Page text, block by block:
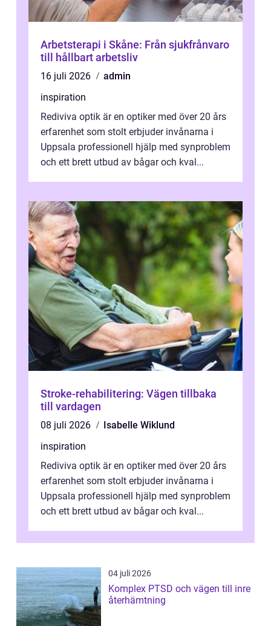
Arbetsterapi i Skåne: Från sjukfrånvaro
till hållbart arbetsliv
16 juli 2026
admin
inspiration
Rediviva optik är en optiker med över 20 års
erfarenhet som stolt erbjuder invånarna i
Uppsala professionell hjälp med synproblem
och ett brett utbud av bågar och kval...
Stroke-rehabilitering: Vägen tillbaka
till vardagen
08 juli 2026
Isabelle Wiklund
inspiration
Rediviva optik är en optiker med över 20 års
erfarenhet som stolt erbjuder invånarna i
Uppsala professionell hjälp med synproblem
och ett brett utbud av bågar och kval...
04 juli 2026
Komplex PTSD och vägen till inre
återhämtning